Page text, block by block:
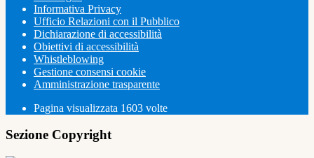
Informativa Privacy
Ufficio Relazioni con il Pubblico
Dichiarazione di accessibilità
Obiettivi di accessibilità
Whistleblowing
Gestione consensi cookie
Amministrazione trasparente
Pagina visualizzata 1603 volte
Sezione Copyright